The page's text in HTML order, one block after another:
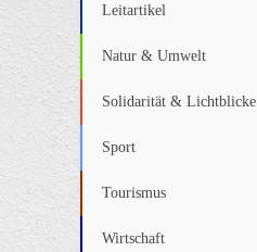
Leitartikel
Natur & Umwelt
Solidarität & Lichtblicke
Sport
Tourismus
Wirtschaft